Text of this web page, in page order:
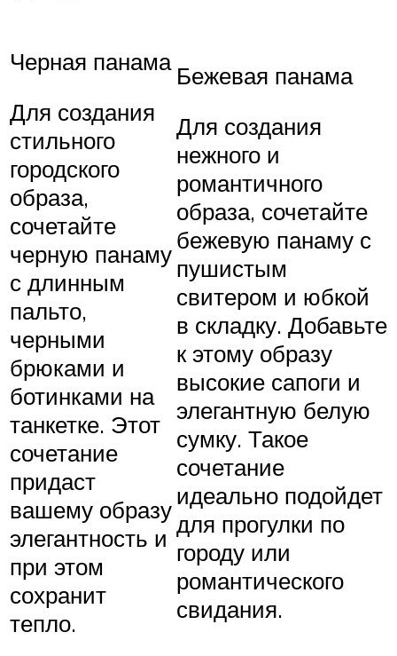
Черная панама
Для создания
стильного
городского
образа,
сочетайте
черную панаму
с длинным
пальто,
черными
брюками и
ботинками на
танкетке. Этот
сочетание
придаст
вашему образу
элегантность и
при этом
сохранит
тепло.
Бежевая панама
Для создания
нежного и
романтичного
образа, сочетайте
бежевую панаму с
пушистым
свитером и юбкой
в складку. Добавьте
к этому образу
высокие сапоги и
элегантную белую
сумку. Такое
сочетание
идеально подойдет
для прогулки по
городу или
романтического
свидания.